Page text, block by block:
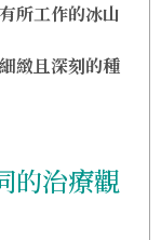
所工作的冰山
緻且深刻的種
的治療觀